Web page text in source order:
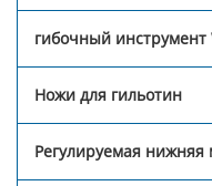
гибочный
Ножи для гильотин
Регулируемая